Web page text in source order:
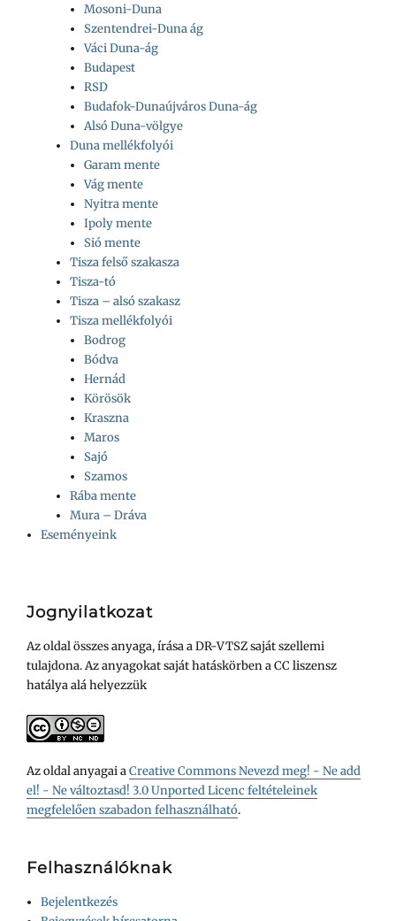
Mosoni-Duna
Szentendrei-Duna ág
Váci Duna-ág
Budapest
RSD
Budafok-Dunaújváros Duna-ág
Alsó Duna-völgye
Duna mellékfolyói
Garam mente
Vág mente
Nyitra mente
Ipoly mente
Sió mente
Tisza felső szakasza
Tisza-tó
Tisza – alsó szakasz
Tisza mellékfolyói
Bodrog
Bódva
Hernád
Körösök
Kraszna
Maros
Sajó
Szamos
Rába mente
Mura – Dráva
Eseményeink
Jognyilatkozat
Az oldal összes anyaga, írása a DR-VTSZ saját szellemi
tulajdona. Az anyagokat saját hatáskörben a CC liszensz
hatálya alá helyezzük
Az oldal anyagai aCreative Commons Nevezd meg! - Ne add
el! - Ne változtasd! 3.0 Unported Licenc feltételeinek
megfelelően szabadon felhasználható.
Felhasználóknak
Bejelentkezés